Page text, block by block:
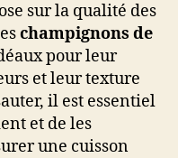
sur la qualité des
champignons de
pour leur
et leur texture
il est essentiel
et de les
une cuisson